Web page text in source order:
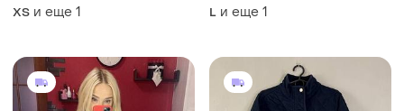
ХS и еще 1 L и еще 1